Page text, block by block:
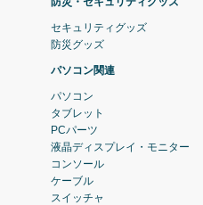
セキュリティグッズ
防災グッズ
パソコン関連
パソコン
タブレット
PCパーツ
液晶ディスプレイ・モニター
コンソール
ケーブル
スイッチャ